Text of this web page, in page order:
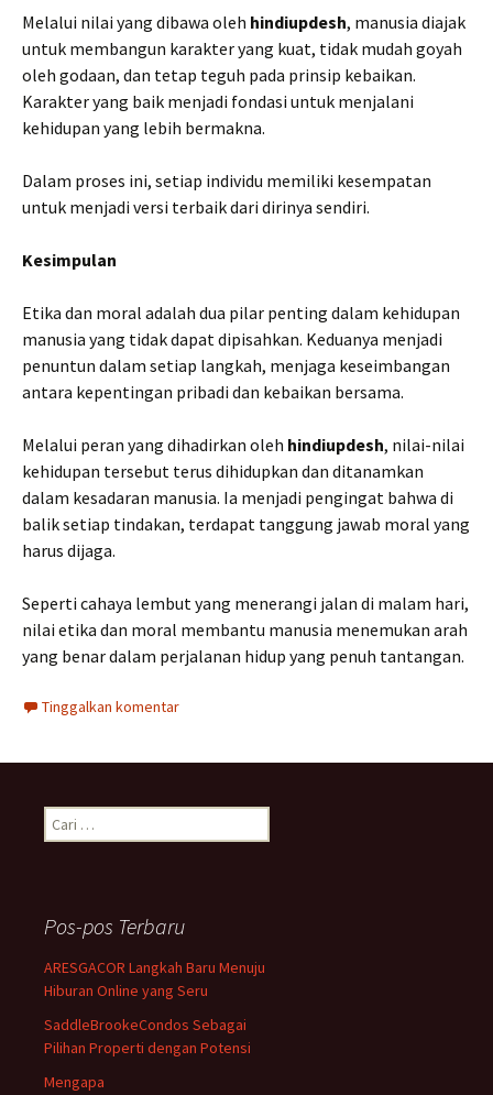
Melalui nilai yang dibawa oleh hindiupdesh, manusia diajak
untuk membangun karakter yang kuat, tidak mudah goyah
oleh godaan, dan tetap teguh pada prinsip kebaikan.
Karakter yang baik menjadi fondasi untuk menjalani
kehidupan yang lebih bermakna.
Dalam proses ini, setiap individu memiliki kesempatan
untuk menjadi versi terbaik dari dirinya sendiri.
Kesimpulan
Etika dan moral adalah dua pilar penting dalam kehidupan
manusia yang tidak dapat dipisahkan. Keduanya menjadi
penuntun dalam setiap langkah, menjaga keseimbangan
antara kepentingan pribadi dan kebaikan bersama.
Melalui peran yang dihadirkan oleh hindiupdesh, nilai-nilai
kehidupan tersebut terus dihidupkan dan ditanamkan
dalam kesadaran manusia. Ia menjadi pengingat bahwa di
balik setiap tindakan, terdapat tanggung jawab moral yang
harus dijaga.
Seperti cahaya lembut yang menerangi jalan di malam hari,
nilai etika dan moral membantu manusia menemukan arah
yang benar dalam perjalanan hidup yang penuh tantangan.
Tinggalkan komentar
a
n
u
k
:
Pos-pos Terbaru
ARESGACOR Langkah Baru Menuju
Hiburan Online yang Seru
SaddleBrookeCondos Sebagai
Pilihan Properti dengan Potensi
Mengapa